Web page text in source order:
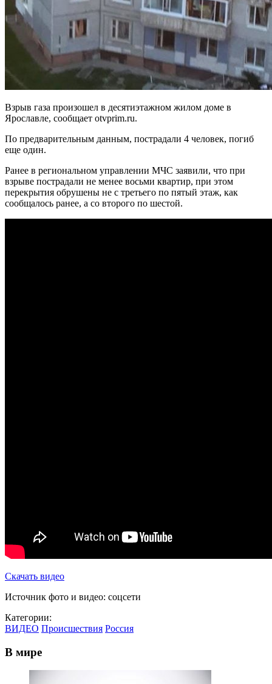
Взрыв газа произошел в десятиэтажном жилом доме в
Ярославле, сообщает otvprim.ru.
По предварительным данным, пострадали 4 человек, погиб
еще один.
Ранее в региональном управлении МЧС заявили, что при
взрыве пострадали не менее восьми квартир, при этом
перекрытия обрушены не с третьего по пятый этаж, как
сообщалось ранее, а со второго по шестой.
Скачать видео
Источник фото и видео: соцсети
Категории:
ВИДЕО Происшествия Россия
В мире